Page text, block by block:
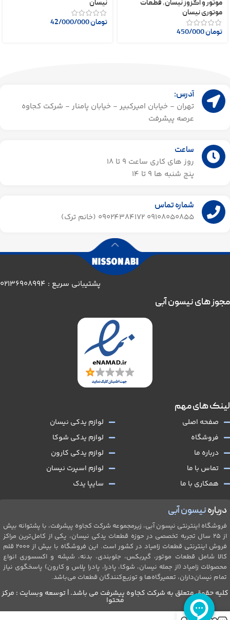
موتور و اگزوز نیسان, قطعات
موتوری نیسان
تومان
نیسان
تومان
آدرس:
تهران - خیابان امیرکبیر - خیابان پامنار - شرکت کجاوه
عرصه پیشرفت
ساعت
روز های کاری ساعت ۹ تا 18
پنج شنبه ها 9 تا 14​
شماره تماس
09108050855 09024384172 (خانم ترک)
پشتیبانی سریع : 02136908994
دربارهنیسون آبی
فروشگاه اینترنتی نیسون آبی، زیرمجموعه شرکت کجاوه پیشرفت، با پشتوانه بیش
از ۲۵ سال تجربه تخصصی در حوزه قطعات یدکی نیسان، یکی از کامل‌ترین مراکز
فروش اینترنتی قطعات زامیاد در کشور است. این فروشگاه با بیش از 2۰۰۰ قلم
کالا شامل قطعات موتور، گیربکس، جلو‌بندی، بدنه، شیشه و اکسسوری انواع
محصولات زامیاد (از جمله نیسان، شوکا، پادرا، پادرا پلاس و کارون) پاسخگوی نیاز
تمام نیسان‌داران، تعمیرگاه‌ها و توزیع‌کنندگان قطعات می‌باشد.
لینک های مهم
صفحه اصلی
فروشگاه
درباره ما
تماس با ما
همکاری با ما
لوازم یدکی نیسان
لوازم یدکی شوکا
لوازم یدکی کارون
لوازم اسپرت نیسان
سایپا یدک
مجوز های نیسون آبی
کلیه حقوق متعلق به شرکت کجاوه پیشرفت می باشد. | توسعه وبسایت : مرکز
محتوا
0